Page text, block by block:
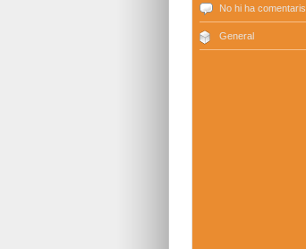
No hi ha comentaris
General